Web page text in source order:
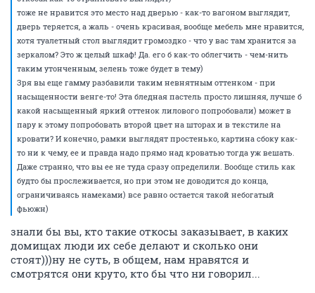
тоже не нравится это место над дверью - как-то вагоном выглядит,
дверь теряется, а жаль - очень красивая, вообще мебель мне нравится,
хотя туалетный стол выглядит громоздко - что у вас там хранится за
зеркалом? Это ж целый шкаф! Да. его б как-то облегчить - чем-нить
таким утонченным, зелень тоже будет в тему)
Зря вы еще гамму разбавили таким невнятным оттенком - при
насыщенности венге-то! Эта бледная пастель просто лишняя, лучше б
какой насыщенный яркий оттенок лилового попробовали) может в
пару к этому попробовать второй цвет на шторах и в текстиле на
кровати? И конечно, рамки выглядят простенько, картина сбоку как-
то ни к чему, ее и правда надо прямо над кроватью тогда уж вешать.
Даже странно, что вы ее не туда сразу определили. Вообще стиль как
будто бы прослеживается, но при этом не доводится до конца,
ограничиваясь намеками) все равно остается такой небогатый
фьюжн)
знали бы вы, кто такие откосы заказывает, в каких
домищах люди их себе делают и сколько они
стоят)))ну не суть, в общем, нам нравятся и
смотрятся они круто, кто бы что ни говорил...